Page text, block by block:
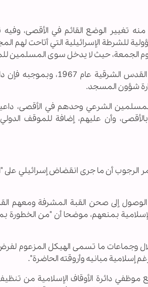
الوضع القائم في الأقصى، وفيه
للشرطة الإسرائيلية التي أتاحت لهم
يوم الجمعة، حيث لا يدخل سوى المسلمين
والوضع القائم هو الذي ساد قبل احتلال
شؤون المسجد.
الشرعي وحدهم في الأقصى،
وأن عليهم، إضافة للموقف
الرجوب أن ما جرى انقضاض إسرائيلي على
إلى صحن القبة المشرفة ومعهم
بمنعهم، موضحا أن "من الخطورة
وجماعات ما تسمى الهيكل المزعوم
إسلامية مبانيه وأروقته الحاضرة".
دائرة الأوقاف الإسلامية من